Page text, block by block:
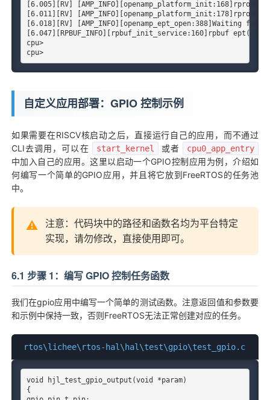
[6.005][RV] [AMP_INFO][openamp_platform_init:168]rproc0
[6.011][RV]
[6.018][RV] [AMP_INFO][openamp_ept_open:388]Waiting
[6.047][RPBUF_INFO][rpbuf_init_service:160]rpbuf
cpu>
cpu>
自定义应用部署：GPIO 控制示例
如果需要在RISCV核启动之后，直接运行自己的应用，而不通过
CLI去调用，可以在
start_kernel 或者 cpu0_app_entry
中加入自己的应用。这里以启动一个GPIO控制应用为例，介绍如
何编写一个简单的GPIO应用，并且将它放到FreeRTOS的任务池
中。
注意：代码块中的路径和函数名均为平台特定
实现，请勿修改，直接使用即可。
6.1 步骤 1：编写 GPIO 控制任务函数
我们在gpio应用中编写一个简单的测试函数。注意返回值和参数要
和示例中保持一致，否则FreeRTOS无法正常创建对应的任务。
rtos\lichee\rtos-hal\hal\test\gpio\test_gpio.c
void hjl_test_gpio_output(void *param)
{